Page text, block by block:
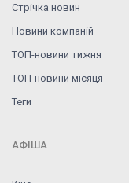
Стрічка новин
Новини компаній
ТОП-новини тижня
ТОП-новини місяця
Теги
АФІША